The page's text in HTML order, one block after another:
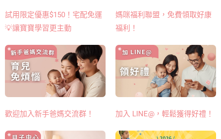
試用限定優惠$150！宅配免運
💡讓寶寶學習更主動
媽咪福利聯盟，免費領取好康
福利！
歡迎加入新手爸媽交流群！ 加入 LINE@，輕鬆獲得好禮！